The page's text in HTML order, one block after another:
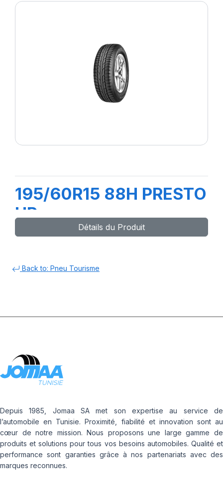
195/60R15 88H PRESTO
HP
Détails du Produit
Back to: Pneu Tourisme
Depuis 1985, Jomaa SA met son expertise au service de
l’automobile en Tunisie. Proximité, fiabilité et innovation sont au
cœur de notre mission. Nous proposons une large gamme de
produits et solutions pour tous vos besoins automobiles. Qualité et
performance sont garanties grâce à nos partenariats avec des
marques reconnues.